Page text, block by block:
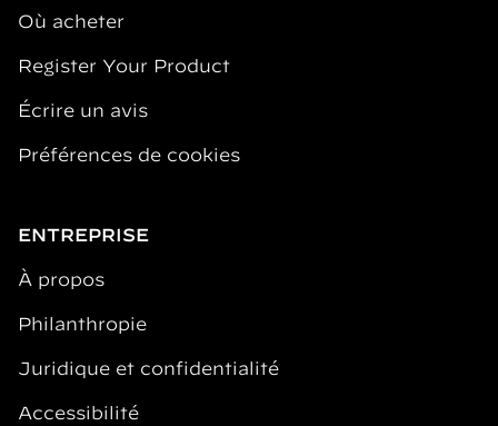
Où acheter
Register Your Product
Écrire un avis
Préférences de cookies
ENTREPRISE
À propos
Philanthropie
Juridique et confidentialité
Accessibilité